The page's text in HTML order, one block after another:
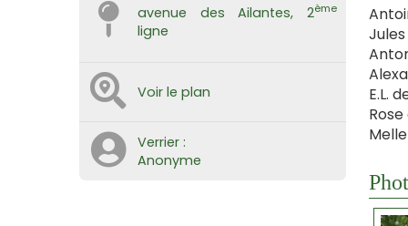
avenue des Ailantes, 2ème
ligne
Voir le plan
Verrier :
Anonyme
Jules
E.L.
Rose